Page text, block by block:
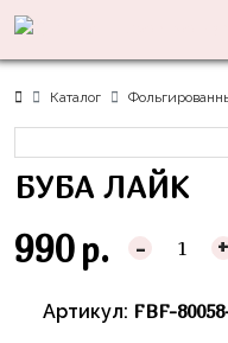
Каталог
БУБА ЛАЙК
990 р. - +
Артикул: FBF-
консультация?
Акции
Каталог
Латексные
шары
без
рисунка
Латексные
Праздники
8
марта
23
февраля,
Тематики
Оранжевая
Корова
Маша
и
Синий
Информация
О нас
Доставка
и оплата
Скидки
Контакты